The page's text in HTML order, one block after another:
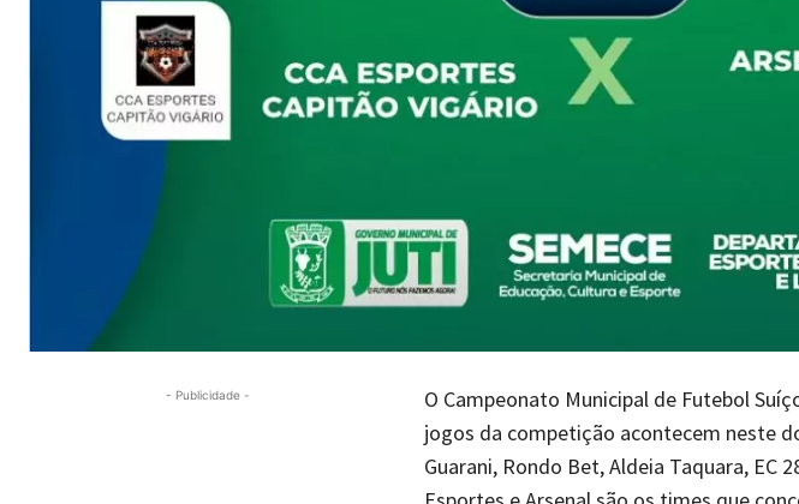
- Publicidade -
O Campeonato Municipal de Futebol
jogos da competição acontecem neste
Guarani, Rondo Bet, Aldeia Taquara, EC